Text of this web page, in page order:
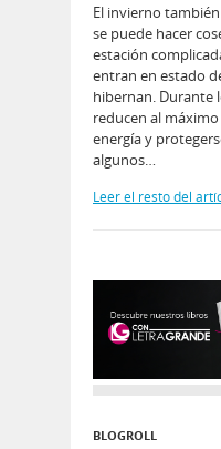
El invierno
se puede hacer
estación
entran en estado
hibernan. Durante
reducen al
energía y
algunos…
Leer el resto del
BLOGROLL